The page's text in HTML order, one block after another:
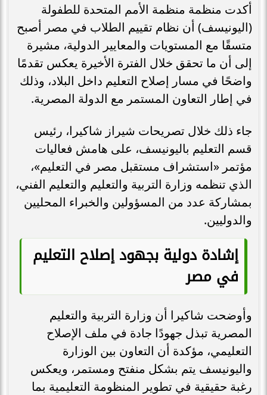
أكدت منظمة منظمة الأمم المتحدة للطفولة
(اليونيسف) أن نظام تقييم الطلاب في مصر أصبح
متسقًا مع المستويات والمعايير الدولية، مشيرة
إلى أن ما تحقق خلال الفترة الأخيرة يعكس تقدمًا
واضحًا في مسار إصلاح التعليم داخل البلاد، وذلك
في إطار التعاون المستمر مع الدولة المصرية.
جاء ذلك خلال تصريحات شيراز شاكيرا، رئيس
قسم التعليم باليونيسف، على هامش فعاليات
مؤتمر «استشراف مستقبل مصر في التعليم»،
الذي تنظمه وزارة التربية والتعليم والتعليم الفني،
بمشاركة عدد من المسؤولين والخبراء المحليين
والدوليين.
إشادة دولية بجهود إصلاح التعليم
في مصر
وأوضحت شاكيرا أن وزارة التربية والتعليم
المصرية تبذل جهودًا جادة في ملف الإصلاح
التعليمي، مؤكدة أن التعاون بين الوزارة
واليونيسف يتم بشكل منفتح ومستمر، ويعكس
رغبة حقيقية في تطوير المنظومة التعليمية بما